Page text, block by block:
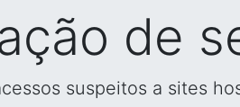
de
suspeitos a sites